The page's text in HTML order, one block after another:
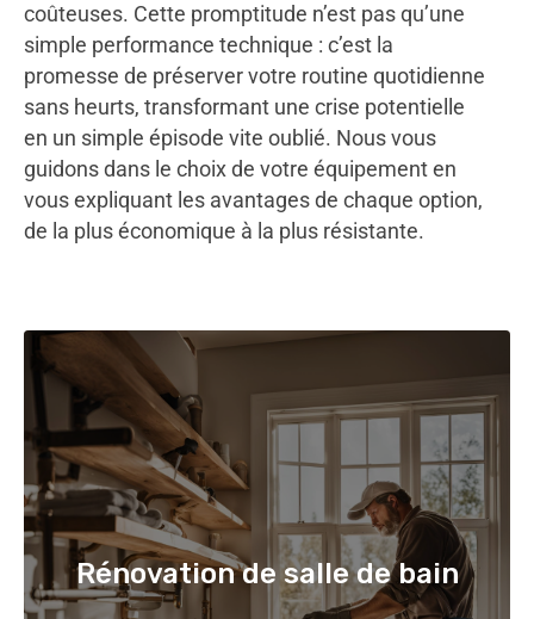
coûteuses. Cette promptitude n’est pas qu’une
simple performance technique : c’est la
promesse de préserver votre routine quotidienne
sans heurts, transformant une crise potentielle
en un simple épisode vite oublié. Nous vous
guidons dans le choix de votre équipement en
vous expliquant les avantages de chaque option,
de la plus économique à la plus résistante.
Rénovation de salle de bain